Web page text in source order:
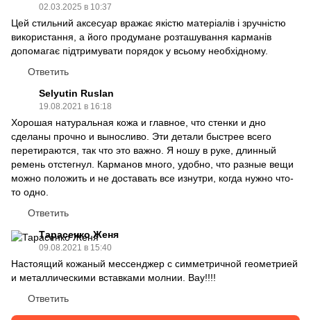
02.03.2025 в 10:37
Цей стильний аксесуар вражає якістю матеріалів і зручністю
використання, а його продумане розташування карманів
допомагає підтримувати порядок у всьому необхідному.
Ответить
Selyutin Ruslan
19.08.2021 в 16:18
Хорошая натуральная кожа и главное, что стенки и дно
сделаны прочно и выносливо. Эти детали быстрее всего
перетираются, так что это важно. Я ношу в руке, длинный
ремень отстегнул. Карманов много, удобно, что разные вещи
можно положить и не доставать все изнутри, когда нужно что-
то одно.
Ответить
Тарасенко Женя
09.08.2021 в 15:40
Настоящий кожаный мессенджер с симметричной геометрией
и металлическими вставками молнии. Вау!!!!
Ответить